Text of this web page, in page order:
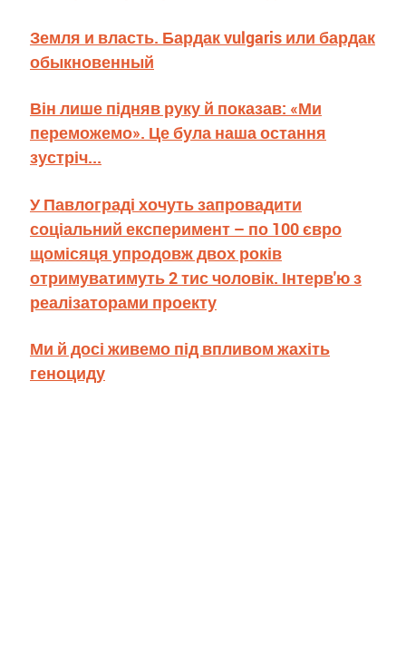
Земля и власть. Бардак vulgaris или бардак
обыкновенный
Він лише підняв руку й показав: «Ми
переможемо». Це була наша остання
зустріч...
У Павлограді хочуть запровадити
соціальний експеримент – по 100 євро
щомісяця упродовж двох років
отримуватимуть 2 тис чоловік. Інтерв'ю з
реалізаторами проекту
Ми й досі живемо під впливом жахіть
геноциду